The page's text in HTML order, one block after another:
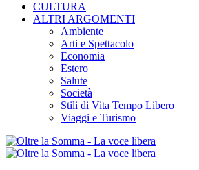
CULTURA
ALTRI ARGOMENTI
Ambiente
Arti e Spettacolo
Economia
Estero
Salute
Società
Stili di Vita Tempo Libero
Viaggi e Turismo